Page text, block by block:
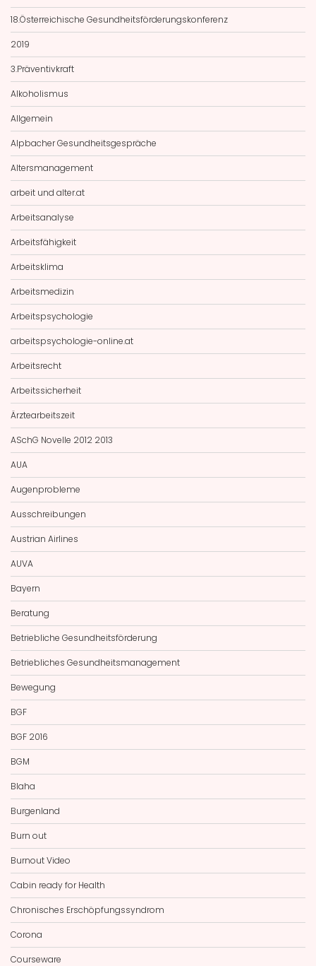
18.Österreichische Gesundheitsförderungskonferenz
2019
3.Präventivkraft
Alkoholismus
Allgemein
Alpbacher Gesundheitsgespräche
Altersmanagement
arbeit und alter.at
Arbeitsanalyse
Arbeitsfähigkeit
Arbeitsklima
Arbeitsmedizin
Arbeitspsychologie
arbeitspsychologie-online.at
Arbeitsrecht
Arbeitssicherheit
Ärztearbeitszeit
ASchG Novelle 2012 2013
AUA
Augenprobleme
Ausschreibungen
Austrian Airlines
AUVA
Bayern
Beratung
Betriebliche Gesundheitsförderung
Betriebliches Gesundheitsmanagement
Bewegung
BGF
BGF 2016
BGM
Blaha
Burgenland
Burn out
Burnout Video
Cabin ready for Health
Chronisches Erschöpfungssyndrom
Corona
Courseware